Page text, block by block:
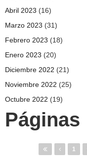
Abril 2023 (16)
Marzo 2023 (31)
Febrero 2023 (18)
Enero 2023 (20)
Diciembre 2022 (21)
Noviembre 2022 (25)
Octubre 2022 (19)
Páginas
1